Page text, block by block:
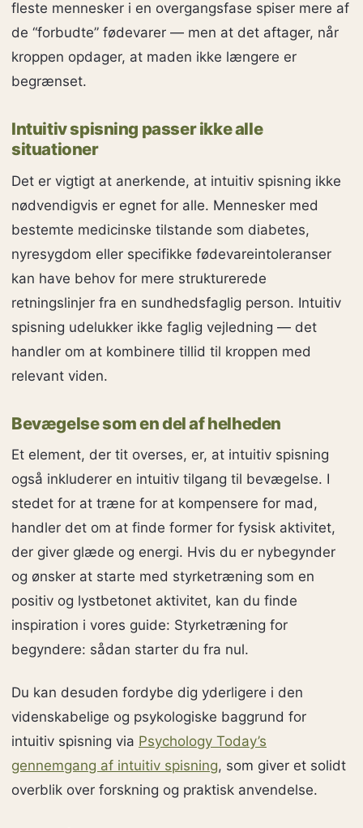
fleste mennesker i en overgangsfase spiser mere af
de “forbudte” fødevarer — men at det aftager, når
kroppen opdager, at maden ikke længere er
begrænset.
Intuitiv spisning passer ikke alle
situationer
Det er vigtigt at anerkende, at intuitiv spisning ikke
nødvendigvis er egnet for alle. Mennesker med
bestemte medicinske tilstande som diabetes,
nyresygdom eller specifikke fødevareintoleranser
kan have behov for mere strukturerede
retningslinjer fra en sundhedsfaglig person. Intuitiv
spisning udelukker ikke faglig vejledning — det
handler om at kombinere tillid til kroppen med
relevant viden.
Bevægelse som en del af helheden
Et element, der tit overses, er, at intuitiv spisning
også inkluderer en intuitiv tilgang til bevægelse. I
stedet for at træne for at kompensere for mad,
handler det om at finde former for fysisk aktivitet,
der giver glæde og energi. Hvis du er nybegynder
og ønsker at starte med styrketræning som en
positiv og lystbetonet aktivitet, kan du finde
inspiration i vores guide: Styrketræning for
begyndere: sådan starter du fra nul.
Du kan desuden fordybe dig yderligere i den
videnskabelige og psykologiske baggrund for
intuitiv spisning via Psychology Today’s
gennemgang af intuitiv spisning, som giver et solidt
overblik over forskning og praktisk anvendelse.